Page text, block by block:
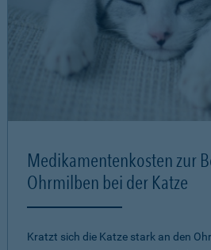
Medikamentenkosten zur
Ohrmilben bei der Katze
Kratzt sich die Katze stark an den